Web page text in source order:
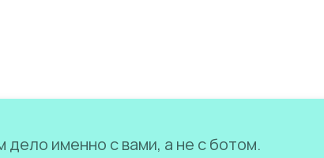
именно с вами, а не с ботом.